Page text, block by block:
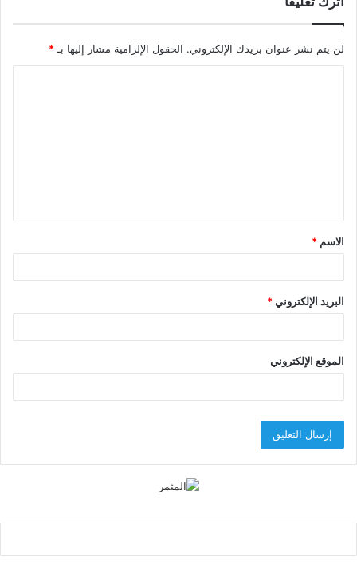
لن يتم نشر عنوان بريدك الإلكتروني. الحقول الإلزامية مشار إليها بـ *
ق
*
الاسم *
البريد الإلكتروني*
الموقع الإلكتروني